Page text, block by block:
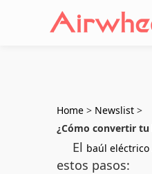
Home > Newslist >
¿Cómo convertir tu
El baúl eléctrico
estos pasos: